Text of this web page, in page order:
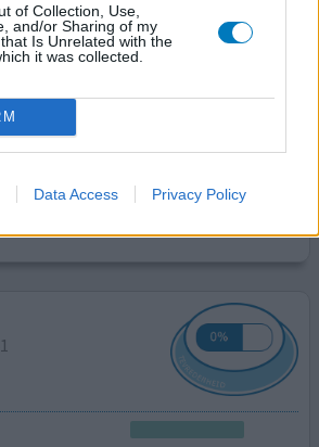
of Collection, Use,
and/or Sharing of my
Is Unrelated with the
it was collected.
Data Access Privacy Policy
voor een beperkt aantal weken. Ik
aan het afkicken van mijn
tegen hoofdpijn. Ik lijd aan MAH,
hoofdpijn. Omdat ik tijdens
nacht extra hoofdpijn ervaar (afkicken
voor mij een probleem
is heerlijk om een paar uurtjes v[lees